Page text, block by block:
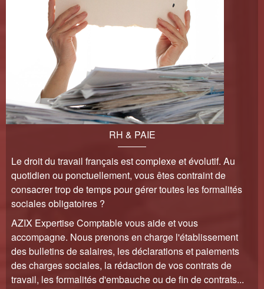
RH & PAIE
Le droit du travail français est complexe et évolutif. Au
quotidien ou ponctuellement, vous êtes contraint de
consacrer trop de temps pour gérer toutes les formalités
sociales obligatoires ?
AZIX Expertise Comptable vous aide et vous
accompagne. Nous prenons en charge l'établissement
des bulletins de salaires, les déclarations et paiements
des charges sociales, la rédaction de vos contrats de
travail, les formalités d'embauche ou de fin de contrats...